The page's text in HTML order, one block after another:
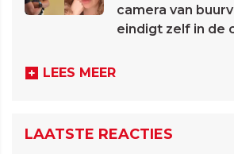
camera van
eindigt zelf in de
LEES MEER
LAATSTE REACTIES